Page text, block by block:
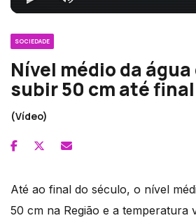
SOCIEDADE
Nível médio da água
subir 50 cm até
(Vídeo)
Até ao final do século, o nível
50 cm na Região e a temperatura